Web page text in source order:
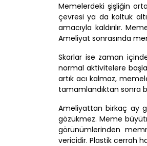
Memelerdeki şişliğin
çevresi ya da koltuk
amacıyla kaldırılır.
Ameliyat sonrasında
Skarlar ise zaman
normal aktivitelere
artık acı kalmaz,
tamamlandıktan sonra
Ameliyattan birkaç ay
gözükmez. Meme
görünümlerinden
vericidir. Plastik cerrah